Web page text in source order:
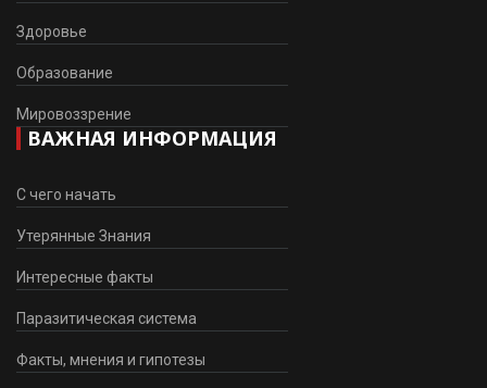
Здоровье
Образование
Мировоззрение
ВАЖНАЯ ИНФОРМАЦИЯ
С чего начать
Утерянные Знания
Интересные факты
Паразитическая система
Факты, мнения и гипотезы